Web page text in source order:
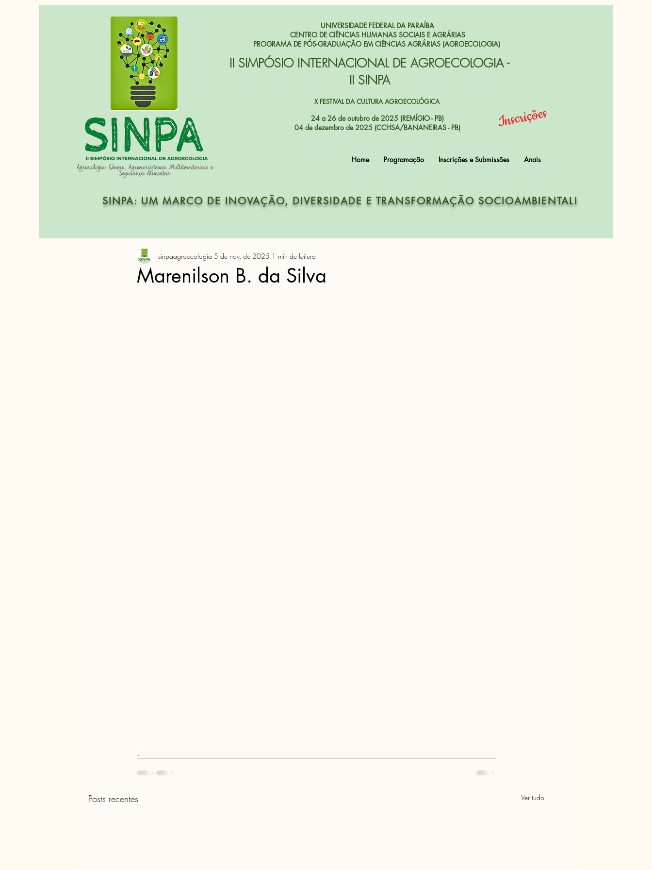
UNIVERSIDADE FEDERAL DA PARAÍBA
CENTRO DE CIÊNCIAS HUMANAS SOCIAIS E AGRÁRIAS
PROGRAMA DE PÓS-GRADUAÇÃO EM CIÊNCIAS AGRÁRIAS (AGROECOLOGIA)
II SIMPÓSIO INTERNACIONAL DE AGROECOLOGIA -
II SINPA
X FESTIVAL DA CULTURA AGROECOLÓGICA
Inscrições
24 a 26 de outubro de 2025 (REMÍGIO - PB)
04 de dezembro de 2025 (CCHSA/BANANEIRAS - PB)
Home Programação Inscrições e Submissões Anais
SINPA: UM MARCO DE INOVAÇÃO, DIVERSIDADE E TRANSFORMAÇÃO SOCIOAMBIENTAL!
Marenilson B. da Silva
sinpaagroecologia 5 de nov. de 2025 1 min de leitura
.
Posts recentes Ver tudo